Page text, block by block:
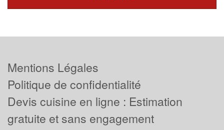
Mentions Légales
Politique de confidentialité
Devis cuisine en ligne : Estimation
gratuite et sans engagement